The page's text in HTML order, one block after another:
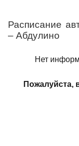
Расписание
– Абдулино
Нет
Пожалуйста,